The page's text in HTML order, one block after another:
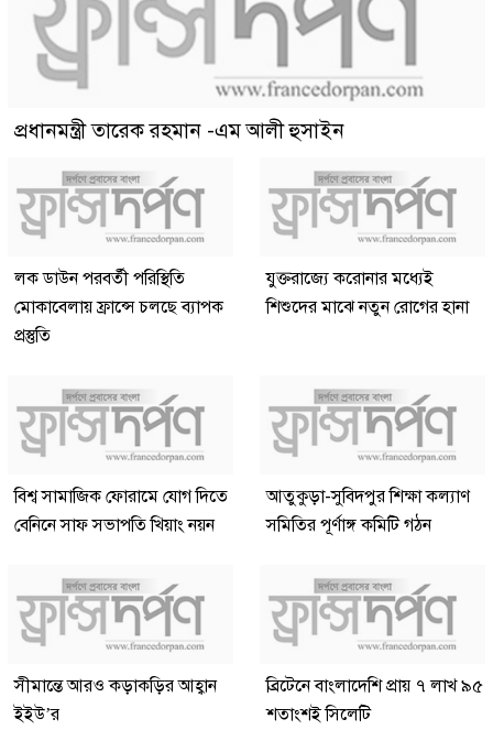
প্রধানমন্ত্রী তারেক রহমান -এম আলী হুসাইন
লক ডাউন পরবর্তী পরিস্থিতি
মোকাবেলায় ফ্রান্সে চলছে ব্যাপক
প্রস্তুতি
যুক্তরাজ্যে করোনার মধ্যেই
শিশুদের মাঝে নতুন রোগের হানা
বিশ্ব সামাজিক ফোরামে যোগ দিতে
বেনিনে সাফ সভাপতি খিয়াং নয়ন
আতুকুড়া-সুবিদপুর শিক্ষা কল্যাণ
সমিতির পূর্ণাঙ্গ কমিটি গঠন
সীমান্তে আরও কড়াকড়ির আহ্বান
ইইউ’র
ব্রিটেনে বাংলাদেশি প্রায় ৭ লাখ ৯৫
শতাংশই সিলেটি